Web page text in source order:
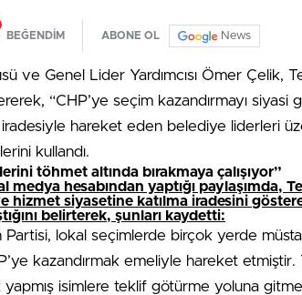
BEĞENDİM ABONE OL News
ve Genel Lider Yardımcısı Ömer Çelik,
“CHP’ye seçim kazandırmayı
iradesiyle hareket eden belediye liderleri
kullandı.
töhmet altında bırakmaya çalışıyor”
medya hesabından yaptığı paylaşımda,
hizmet siyasetine katılma iradesini
belirterek, şunları kaydetti:
Partisi, lokal seçimlerde birçok yerde
kazandırmak emeliyle hareket
yapmış isimlere teklif götürme yoluna